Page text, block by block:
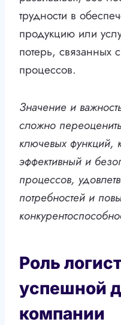
трудности в
продукцию или
потерь, связанных
процессов.
Значение и
сложно
ключевых функций,
эффективный и
процессов,
потребностей и
Роль
успешной
компании